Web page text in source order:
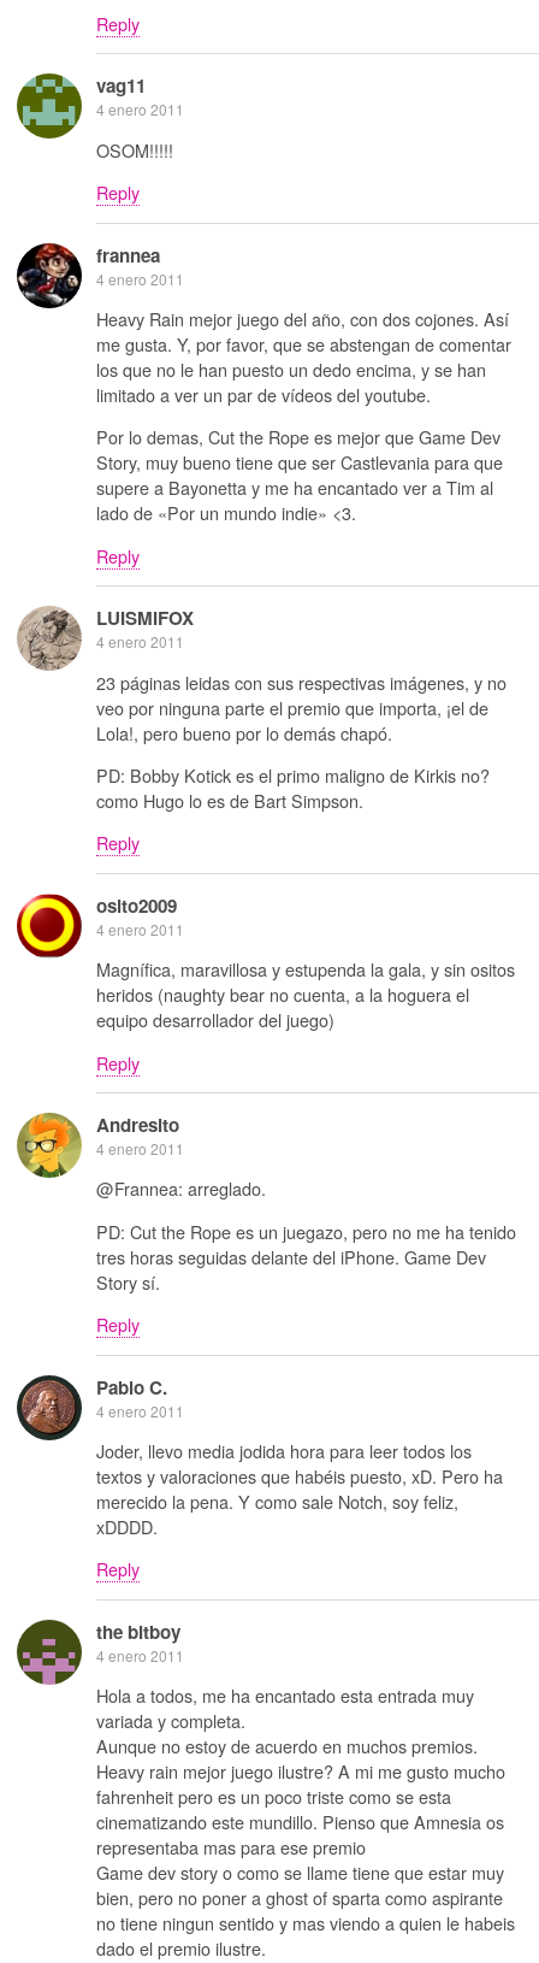
Reply
vag11
4 enero 2011
OSOM!!!!!
Reply
frannea
4 enero 2011
Heavy Rain mejor juego del año, con dos cojones. Así
me gusta. Y, por favor, que se abstengan de comentar
los que no le han puesto un dedo encima, y se han
limitado a ver un par de vídeos del youtube.
Por lo demas, Cut the Rope es mejor que Game Dev
Story, muy bueno tiene que ser Castlevania para que
supere a Bayonetta y me ha encantado ver a Tim al
lado de «Por un mundo indie» <3.
Reply
LUISMIFOX
4 enero 2011
23 páginas leidas con sus respectivas imágenes, y no
veo por ninguna parte el premio que importa, ¡el de
Lola!, pero bueno por lo demás chapó.
PD: Bobby Kotick es el primo maligno de Kirkis no?
como Hugo lo es de Bart Simpson.
Reply
osito2009
4 enero 2011
Magnífica, maravillosa y estupenda la gala, y sin ositos
heridos (naughty bear no cuenta, a la hoguera el
equipo desarrollador del juego)
Reply
Andresito
4 enero 2011
@Frannea: arreglado.
PD: Cut the Rope es un juegazo, pero no me ha tenido
tres horas seguidas delante del iPhone. Game Dev
Story sí.
Reply
Pablo C.
4 enero 2011
Joder, llevo media jodida hora para leer todos los
textos y valoraciones que habéis puesto, xD. Pero ha
merecido la pena. Y como sale Notch, soy feliz,
xDDDD.
Reply
the bitboy
4 enero 2011
Hola a todos, me ha encantado esta entrada muy
variada y completa.
Aunque no estoy de acuerdo en muchos premios.
Heavy rain mejor juego ilustre? A mi me gusto mucho
fahrenheit pero es un poco triste como se esta
cinematizando este mundillo. Pienso que Amnesia os
representaba mas para ese premio
Game dev story o como se llame tiene que estar muy
bien, pero no poner a ghost of sparta como aspirante
no tiene ningun sentido y mas viendo a quien le habeis
dado el premio ilustre.